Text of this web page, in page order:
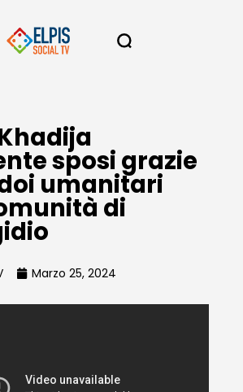
sposi grazie
umanitari
di
Marzo 25, 2024